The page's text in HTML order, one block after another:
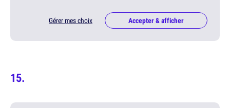
Gérer mes choix Accepter & afficher